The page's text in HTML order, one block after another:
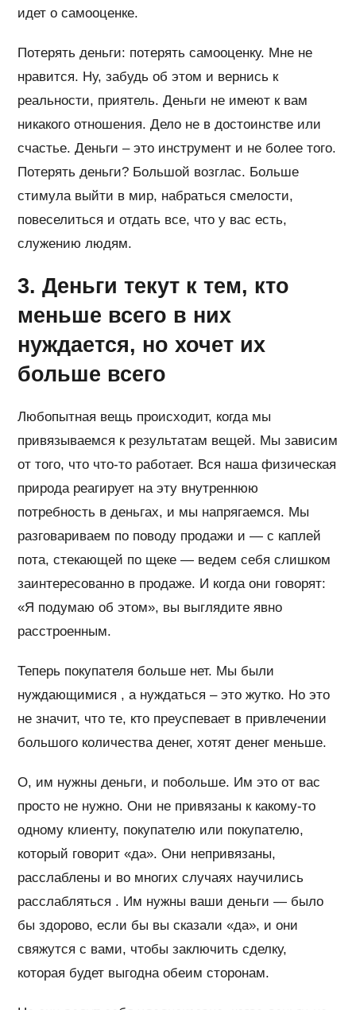
идет о самооценке.
Потерять деньги: потерять самооценку. Мне не
нравится. Ну, забудь об этом и вернись к
реальности, приятель. Деньги не имеют к вам
никакого отношения. Дело не в достоинстве или
счастье. Деньги – это инструмент и не более того.
Потерять деньги? Большой возглас. Больше
стимула выйти в мир, набраться смелости,
повеселиться и отдать все, что у вас есть,
служению людям.
3. Деньги текут к тем, кто
меньше всего в них
нуждается, но хочет их
больше всего
Любопытная вещь происходит, когда мы
привязываемся к результатам вещей. Мы зависим
от того, что что-то работает. Вся наша физическая
природа реагирует на эту внутреннюю
потребность в деньгах, и мы напрягаемся. Мы
разговариваем по поводу продажи и — с каплей
пота, стекающей по щеке — ведем себя слишком
заинтересованно в продаже. И когда они говорят:
«Я подумаю об этом», вы выглядите явно
расстроенным.
Теперь покупателя больше нет. Мы были
нуждающимися , а нуждаться – это жутко. Но это
не значит, что те, кто преуспевает в привлечении
большого количества денег, хотят денег меньше.
О, им нужны деньги, и побольше. Им это от вас
просто не нужно. Они не привязаны к какому-то
одному клиенту, покупателю или покупателю,
который говорит «да». Они непривязаны,
расслаблены и во многих случаях научились
расслабляться . Им нужны ваши деньги — было
бы здорово, если бы вы сказали «да», и они
свяжутся с вами, чтобы заключить сделку,
которая будет выгодна обеим сторонам.